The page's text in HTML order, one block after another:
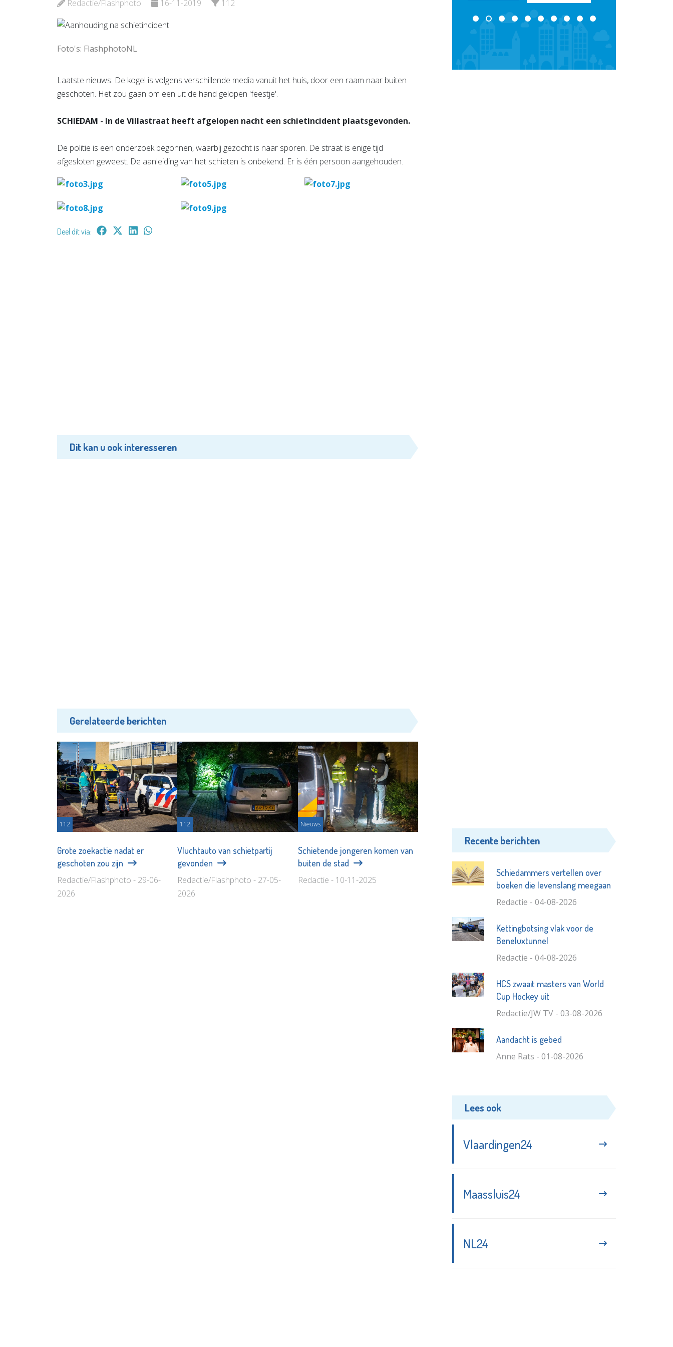
Redactie/Flashphoto 16-11-2019 112
Foto's: FlashphotoNL
Laatste nieuws: De kogel is volgens verschillende media vanuit het huis, door een raam naar buiten
geschoten. Het zou gaan om een uit de hand gelopen 'feestje'.
SCHIEDAM - In de Villastraat heeft afgelopen nacht een schietincident plaatsgevonden.
De politie is een onderzoek begonnen, waarbij gezocht is naar sporen. De straat is enige tijd
afgesloten geweest. De aanleiding van het schieten is onbekend. Er is één persoon aangehouden.
Deel dit via:
Dit kan u ook interesseren
Gerelateerde berichten
112
Grote zoekactie nadat er
geschoten zou zijn
Redactie/Flashphoto - 29-06-
2026
112
Vluchtauto van schietpartij
gevonden
Redactie/Flashphoto - 27-05-
2026
Nieuws
Schietende jongeren komen van
buiten de stad
Redactie - 10-11-2025
Bekijk de pagina
Recente berichten
Schiedammers vertellen over
boeken die levenslang meegaan
Redactie - 04-08-2026
Kettingbotsing vlak voor de
Beneluxtunnel
Redactie - 04-08-2026
HCS zwaait masters van World
Cup Hockey uit
Redactie/JW TV - 03-08-2026
Aandacht is gebed
Anne Rats - 01-08-2026
Lees ook
Vlaardingen24
Maassluis24
NL24